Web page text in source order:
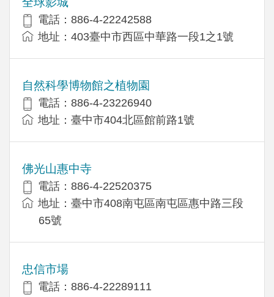
電話：886-4-22242588
地址：403臺中市西區中華路一段1之1號
自然科學博物館之植物園
電話：886-4-23226940
地址：臺中市404北區館前路1號
佛光山惠中寺
電話：886-4-22520375
地址：臺中市408南屯區南屯區惠中路三段
65號
忠信市場
電話：886-4-22289111